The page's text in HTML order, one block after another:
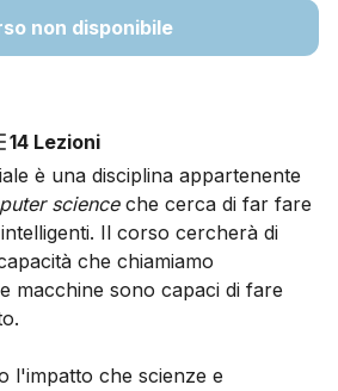
non disponibile
14 Lezioni
è una disciplina appartenente
scienceche cerca di far fare
Il corso cercherà di
che chiamiamo
macchine sono capaci di fare
l'impatto che scienze e